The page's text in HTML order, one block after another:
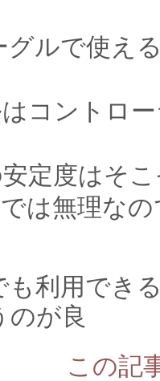
グルで使え
コントロ
定度はそ
は無理な
も利用でき
のが良
この記